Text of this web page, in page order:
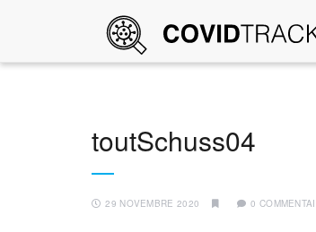
toutSchuss04
29 NOVEMBRE 2020 0